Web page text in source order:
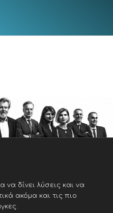
να δίνει λύσεις και να
ακόμα και τις πιο